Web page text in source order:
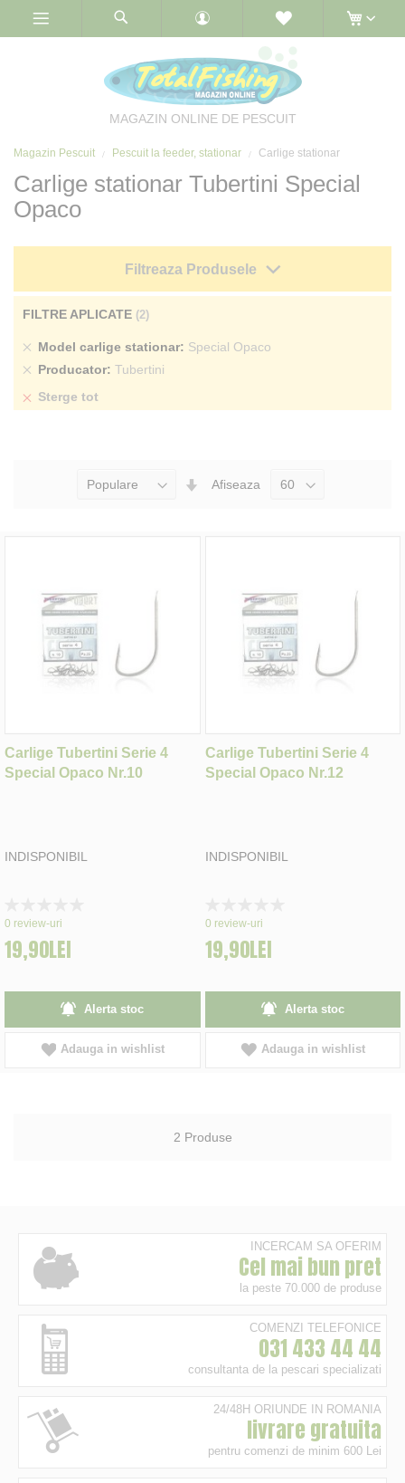
MAGAZIN ONLINE DE PESCUIT
Magazin Pescuit Pescuit la feeder, stationar Carlige stationar
Carlige stationar Tubertini Special
Opaco
Seteaza
Afiseaza
Carlige Tubertini Serie 4
Special Opaco Nr.10
INDISPONIBIL
0%
0 review-uri
19,90LEI
Alerta stoc
Adauga in wishlist
Carlige Tubertini Serie 4
Special Opaco Nr.12
INDISPONIBIL
0%
0 review-uri
19,90LEI
Alerta stoc
Adauga in wishlist
2 Produse
Filtreaza Produsele
FILTRE APLICATE
Model carlige stationar Special Opaco
Sterge
produs
Producator Tubertini
Sterge
Sterge tot
INCERCAM SA OFERIM
Cel mai bun pret
la peste 70.000 de produse
COMENZI TELEFONICE
031 433 44 44
consultanta de la pescari specializati
24/48H ORIUNDE IN ROMANIA
livrare gratuita
pentru comenzi de minim 600 Lei